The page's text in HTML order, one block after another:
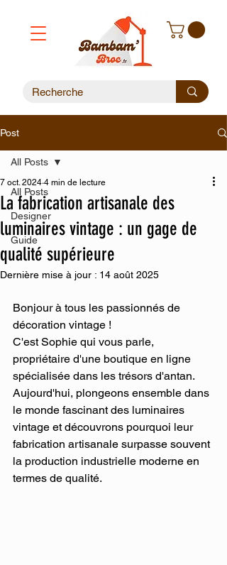
Post
All Posts
Designer
Guide
All Posts
La fabrication artisanale des
luminaires vintage : un gage de
qualité supérieure
7 oct. 2024 4 min de lecture
Dernière mise à jour : 14 août 2025
Bonjour à tous les passionnés de
décoration vintage !
C'est Sophie qui vous parle,
propriétaire d'une boutique en ligne
spécialisée dans les trésors d'antan.
Aujourd'hui, plongeons ensemble dans
le monde fascinant des luminaires
vintage et découvrons pourquoi leur
fabrication artisanale surpasse souvent
la production industrielle moderne en
termes de qualité.